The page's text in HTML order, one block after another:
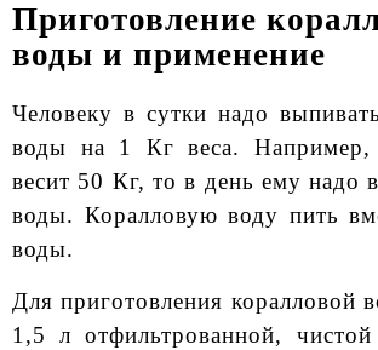
Приготовление
воды и применение
Человеку в сутки надо
воды на 1 Кг веса. Например,
весит 50 Кг, то в день ему надо
воды. Коралловую воду пить
воды.
Для приготовления коралловой
1,5 л отфильтрованной,